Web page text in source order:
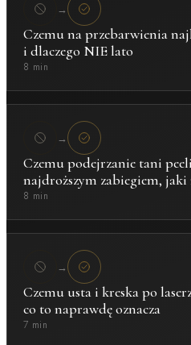
→
Czemu na przebarwienia
i dlaczego NIE lato
8 min
→
Czemu podejrzanie tani
najdroższym zabiegiem, jaki
8 min
→
Czemu usta i kreska po
co to naprawdę oznacza
7 min